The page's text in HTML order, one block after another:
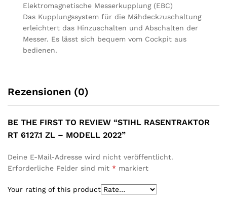
Elektromagnetische Messerkupplung (EBC)
Das Kupplungssystem für die Mähdeckzuschaltung
erleichtert das Hinzuschalten und Abschalten der
Messer. Es lässt sich bequem vom Cockpit aus
bedienen.
Rezensionen (0)
BE THE FIRST TO REVIEW “STIHL RASENTRAKTOR
RT 6127.1 ZL – MODELL 2022”
Deine E-Mail-Adresse wird nicht veröffentlicht.
Erforderliche Felder sind mit * markiert
Your rating of this product